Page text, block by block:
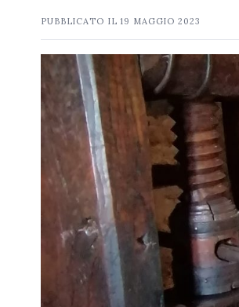
PUBBLICATO IL19 MAGGIO 2023